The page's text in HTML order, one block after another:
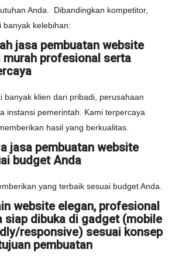
Anda. Dibandingkan kompetitor,
banyak kelebihan:
jasa pembuatan website
murah profesional serta
banyak klien dari pribadi, perusahaan
instansi pemerintah. Kami terpercaya
hasil yang berkualitas.
jasa pembuatan website
budget Anda
yang terbaik sesuai budget Anda.
website elegan, profesional
siap dibuka di gadget (mobile
responsive) sesuai konsep
pembuatan